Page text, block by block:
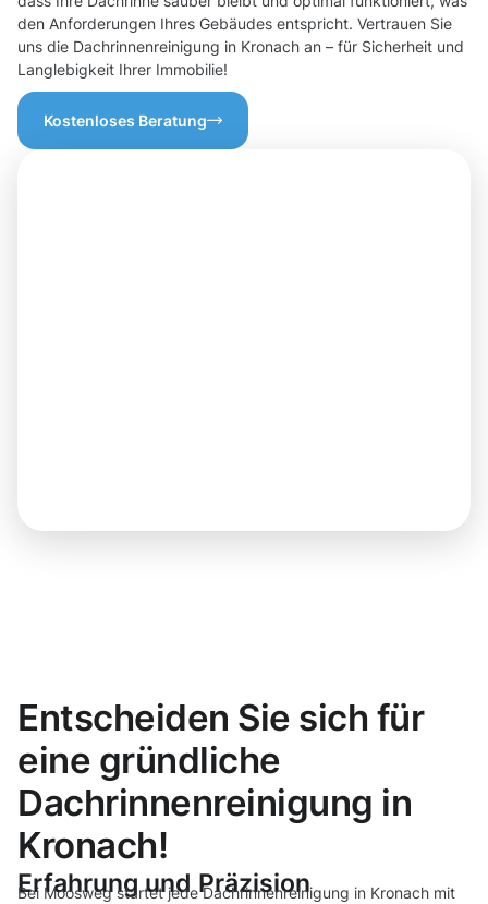
den Anforderungen Ihres Gebäudes entspricht. Vertrauen Sie
uns die Dachrinnenreinigung in Kronach an – für Sicherheit und
Langlebigkeit Ihrer Immobilie!
Kostenloses Beratung
Entscheiden Sie sich für
eine gründliche
Dachrinnenreinigung in
Kronach!
Erfahrung und Präzision
Bei Moosweg startet jede Dachrinnenreinigung in Kronach mit